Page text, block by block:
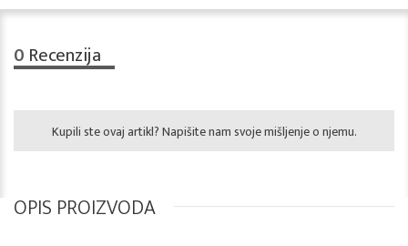
0 Recenzija
Kupili ste ovaj artikl? Napišite nam svoje mišljenje o njemu.
OPIS PROIZVODA